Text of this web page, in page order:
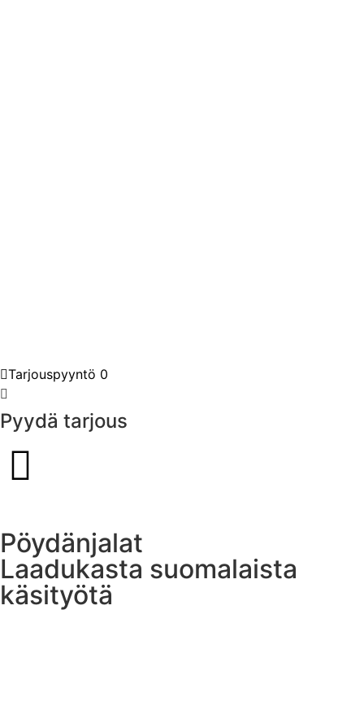
Tarjouspyyntö 0
Pyydä tarjous
Pöydänjalat
Laadukasta suomalaista
käsityötä